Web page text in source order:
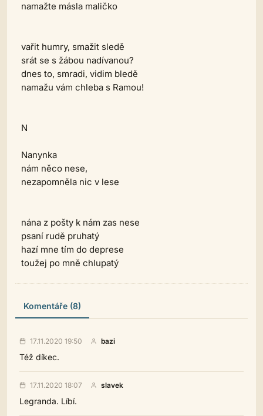
namažte másla maličko
vařit humry, smažit sledě
srát se s žábou nadívanou?
dnes to, smradi, vidim bledě
namažu vám chleba s Ramou!
N
Nanynka
nám něco nese,
nezapomněla nic v lese
nána z pošty k nám zas nese
psaní rudě pruhatý
hazí mne tím do deprese
toužej po mně chlupatý
Komentáře (8)
17.11.2020 19:50 bazi
Též díkec.
17.11.2020 18:07 slavek
Legranda. Líbí.